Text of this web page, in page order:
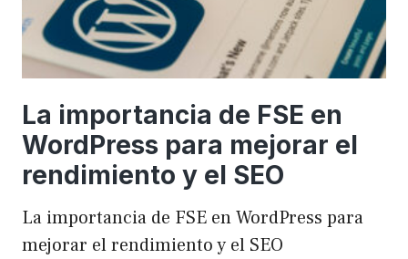
La importancia de FSE en
WordPress para mejorar el
rendimiento y el SEO
La importancia de FSE en WordPress para
mejorar el rendimiento y el SEO